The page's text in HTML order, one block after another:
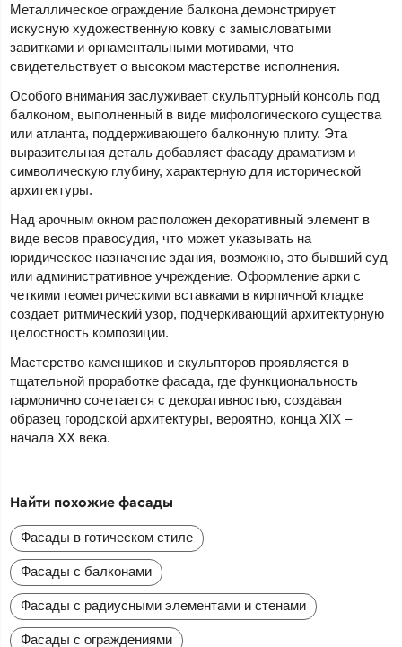
Металлическое ограждение балкона демонстрирует
искусную художественную ковку с замысловатыми
завитками и орнаментальными мотивами, что
свидетельствует о высоком мастерстве исполнения.
Особого внимания заслуживает скульптурный консоль под
балконом, выполненный в виде мифологического существа
или атланта, поддерживающего балконную плиту. Эта
выразительная деталь добавляет фасаду драматизм и
символическую глубину, характерную для исторической
архитектуры.
Над арочным окном расположен декоративный элемент в
виде весов правосудия, что может указывать на
юридическое назначение здания, возможно, это бывший суд
или административное учреждение. Оформление арки с
четкими геометрическими вставками в кирпичной кладке
создает ритмический узор, подчеркивающий архитектурную
целостность композиции.
Мастерство каменщиков и скульпторов проявляется в
тщательной проработке фасада, где функциональность
гармонично сочетается с декоративностью, создавая
образец городской архитектуры, вероятно, конца XIX –
начала XX века.
Найти похожие фасады
Фасады в готическом стиле
Фасады с балконами
Фасады с радиусными элементами и стенами
Фасады с ограждениями